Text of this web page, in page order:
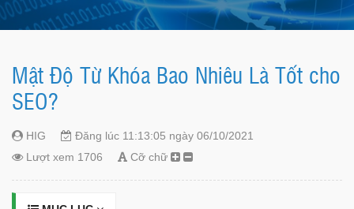
Mật Độ Từ Khóa Bao Nhiêu Là Tốt cho
SEO?
HIG
Đăng lúc 11:13:05 ngày 06/10/2021
Lượt xem 1706
Cỡ chữ